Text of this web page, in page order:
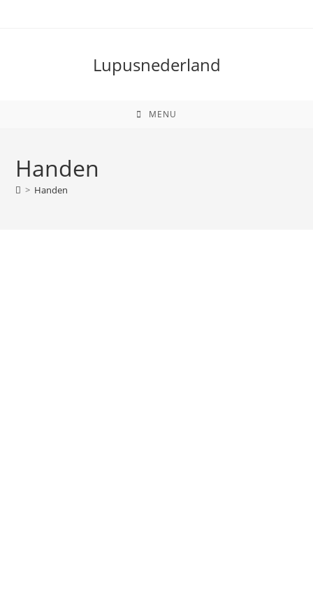
Lupusnederland
MENU
Handen
> Handen